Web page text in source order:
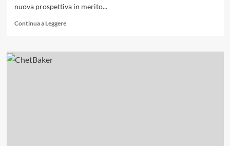
nuova prospettiva in merito...
Continua a LeggereLeggi
su